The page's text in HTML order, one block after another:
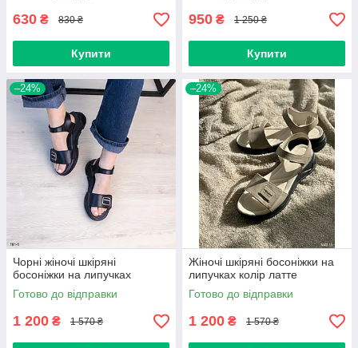
630 ₴ 830 ₴
Купити
950 ₴ 1 250 ₴
Купити
–24%
Чорні жіночі шкіряні
босоніжки на липучках
Готово до відправки
1 200 ₴ 1 570 ₴
–24%
Жіночі шкіряні босоніжки на
липучках колір латте
Готово до відправки
1 200 ₴ 1 570 ₴